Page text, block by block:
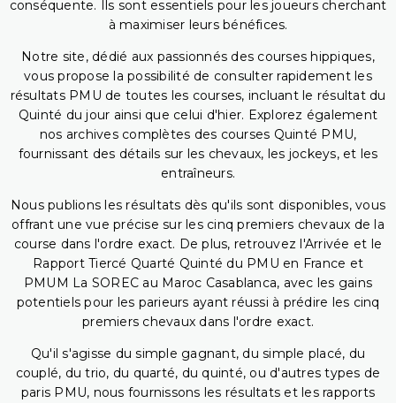
conséquente. Ils sont essentiels pour les joueurs cherchant
à maximiser leurs bénéfices.
Notre site, dédié aux passionnés des courses hippiques,
vous propose la possibilité de consulter rapidement les
résultats PMU de toutes les courses, incluant le résultat du
Quinté du jour ainsi que celui d'hier. Explorez également
nos archives complètes des courses Quinté PMU,
fournissant des détails sur les chevaux, les jockeys, et les
entraîneurs.
Nous publions les résultats dès qu'ils sont disponibles, vous
offrant une vue précise sur les cinq premiers chevaux de la
course dans l'ordre exact. De plus, retrouvez l'Arrivée et le
Rapport Tiercé Quarté Quinté du PMU en France et
PMUM La SOREC au Maroc Casablanca, avec les gains
potentiels pour les parieurs ayant réussi à prédire les cinq
premiers chevaux dans l'ordre exact.
Qu'il s'agisse du simple gagnant, du simple placé, du
couplé, du trio, du quarté, du quinté, ou d'autres types de
paris PMU, nous fournissons les résultats et les rapports